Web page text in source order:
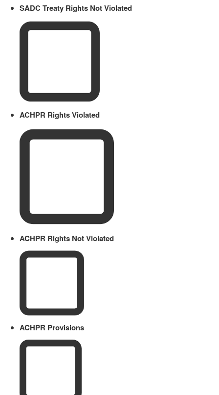
SADC Treaty Rights Not Violated
ACHPR Rights Violated
ACHPR Rights Not Violated
ACHPR Provisions